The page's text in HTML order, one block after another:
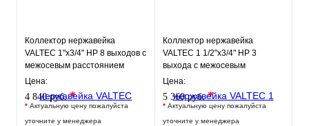
Коллектор нержавейка
VALTEC 1"х3/4" НР 8 выходов с
межосевым расстоянием
выходов 50мм
Цена:
4 840 руб.*
* Актуальную цену пожалуйста
уточните у менеджера
Коллектор нержавейка
VALTEC 1 1/2"х3/4" НР 3
выхода с межосевым
расстоянием выходов 100мм
Цена:
5 360 руб.*
* Актуальную цену пожалуйста
уточните у менеджера